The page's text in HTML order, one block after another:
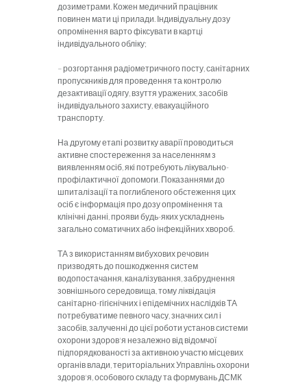
дозиметрами. Кожен медичний працівник
повинен мати ці прилади. Індивідуальну дозу
опромінення варто фіксувати в картці
індивідуального обліку;
– розгортання радіометричного посту, санітарних
пропускників для проведення та контролю
дезактивації одягу, взуття уражених, засобів
індивідуального захисту, евакуаційного
транспорту.
На другому етапі розвитку аварії проводиться
активне спостереження за населенням з
виявленням осіб, які потребують лікувально-
профілактичної допомоги. Показаннями до
шпиталізації та поглибленого обстеження цих
осіб є інформація про дозу опромінення та
клінічні данні, прояви будь-яких ускладнень
загально соматичних або інфекційних хвороб.
ТА з використанням вибухових речовин
призводять до пошкодження систем
водопостачання, каналізування, забруднення
зовнішнього середовища, тому ліквідація
санітарно-гігієнічних і епідемічних наслідків ТА
потребуватиме певного часу, значних сил і
засобів, залученні до цієї роботи установ системи
охорони здоров'я незалежно від відомчої
підпорядкованості за активною участю місцевих
органів влади, територіальних Управлінь охорони
здоров'я, особового складу та формувань ДСМК